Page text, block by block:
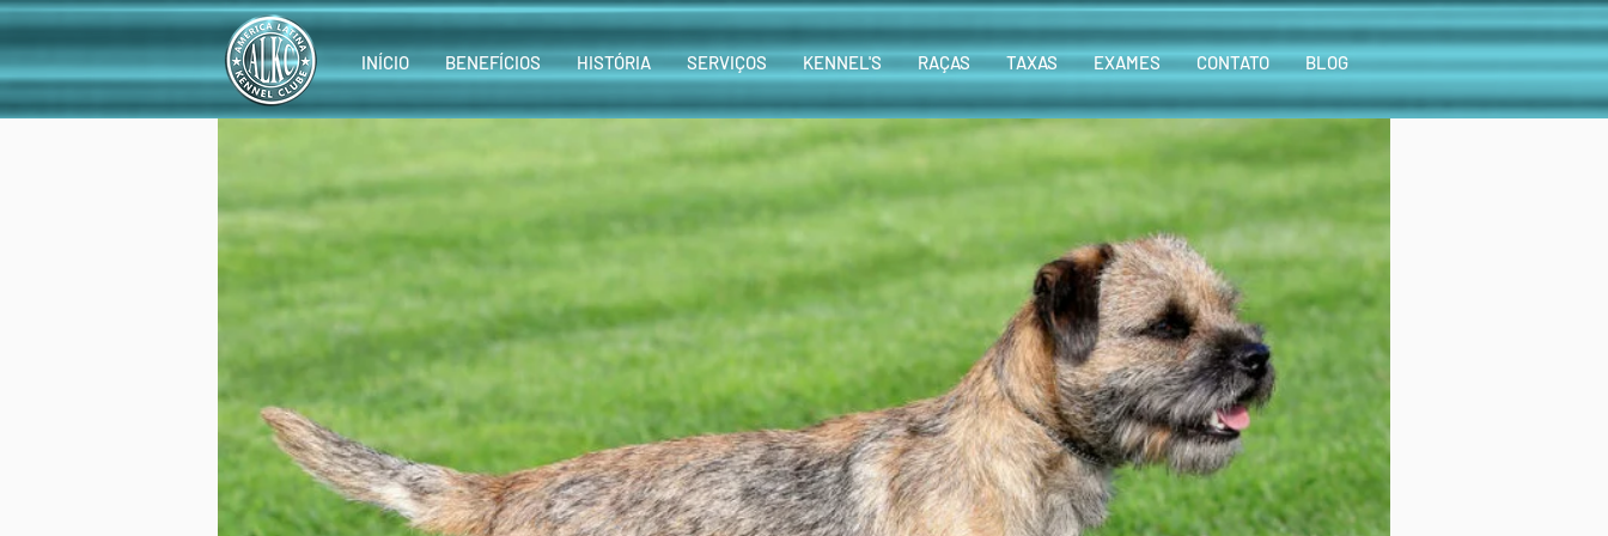
INÍCIO BENEFÍCIOS HISTÓRIA SERVIÇOS KENNEL'S RAÇAS TAXAS EXAMES CONTATO BLOG